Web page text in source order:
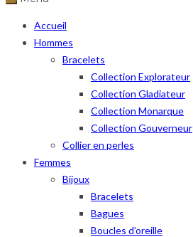
Accueil
Hommes
Bracelets
Collection Explorateur
Collection Gladiateur
Collection Monarque
Collection Gouverneur
Collier en perles
Femmes
Bijoux
Bracelets
Bagues
Boucles d’oreille